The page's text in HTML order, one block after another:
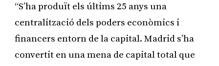
“S’ha produït els últims 25 anys una
centralització dels poders econòmics i
financers entorn de la capital. Madrid s’ha
convertit en una mena de capital total que